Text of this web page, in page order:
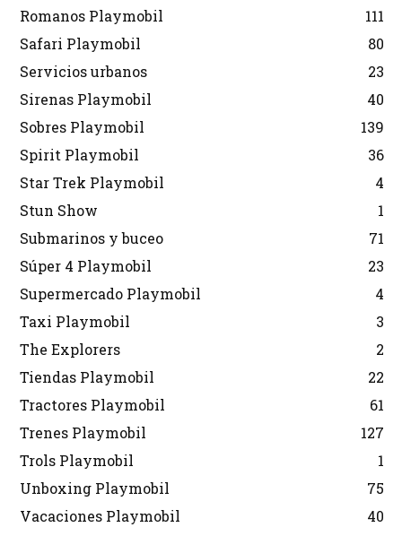
Romanos Playmobil
111
Safari Playmobil
80
Servicios urbanos
23
Sirenas Playmobil
40
Sobres Playmobil
139
Spirit Playmobil
36
Star Trek Playmobil
4
Stun Show
1
Submarinos y buceo
71
Súper 4 Playmobil
23
Supermercado Playmobil
4
Taxi Playmobil
3
The Explorers
2
Tiendas Playmobil
22
Tractores Playmobil
61
Trenes Playmobil
127
Trols Playmobil
1
Unboxing Playmobil
75
Vacaciones Playmobil
40